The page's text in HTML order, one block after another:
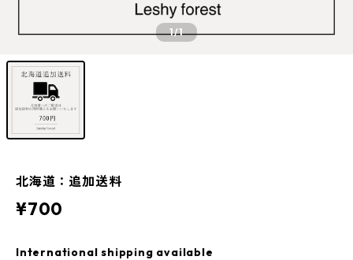
1/1
北海道：追加送料
¥700
International shipping available